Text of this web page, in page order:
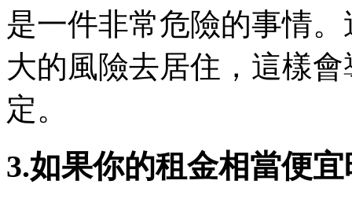
是一件非常危險的事情
大的風險去居住，這樣
定。
3.如果你的租金相當便宜